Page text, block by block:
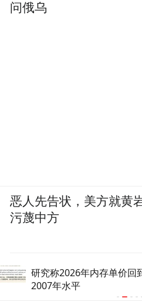
乘联分会崔东树：
国汽车出口109万辆
问俄乌
恶人先告状，美方就黄
污蔑中方